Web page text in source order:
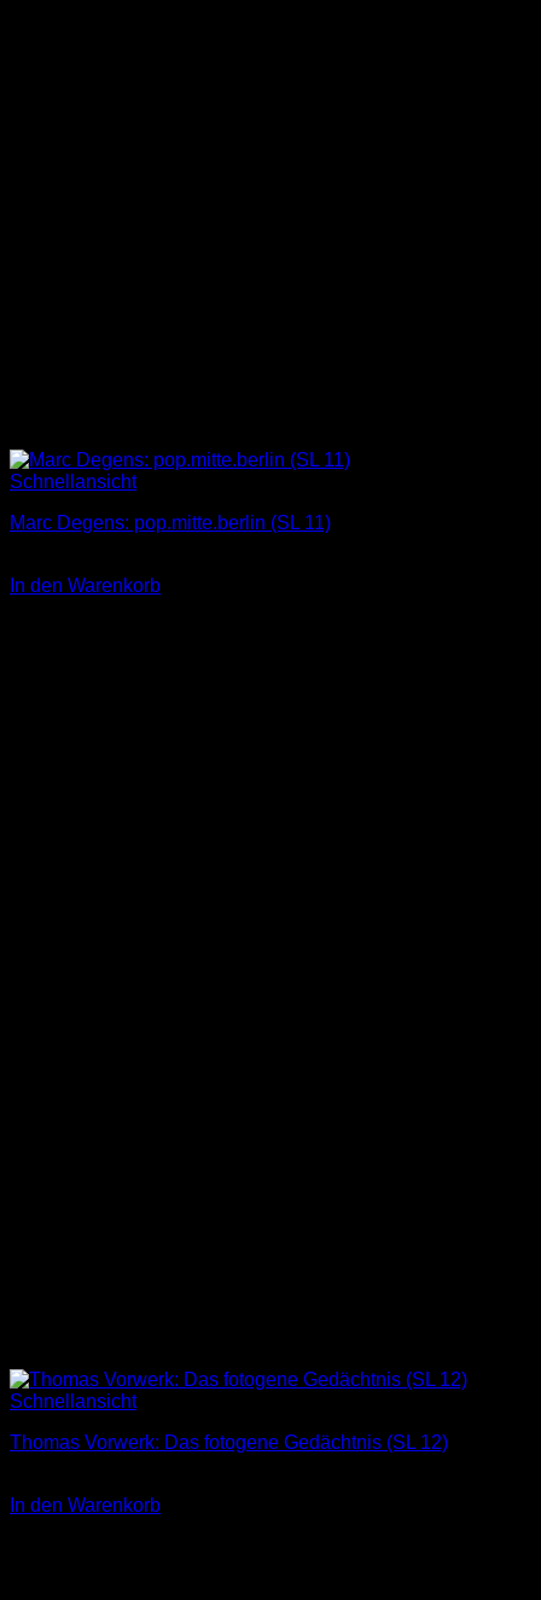
Schnellansicht
Marc Degens: pop.mitte.berlin (SL 11)
In den Warenkorb
Schnellansicht
Thomas Vorwerk: Das fotogene Gedächtnis (SL 12)
In den Warenkorb